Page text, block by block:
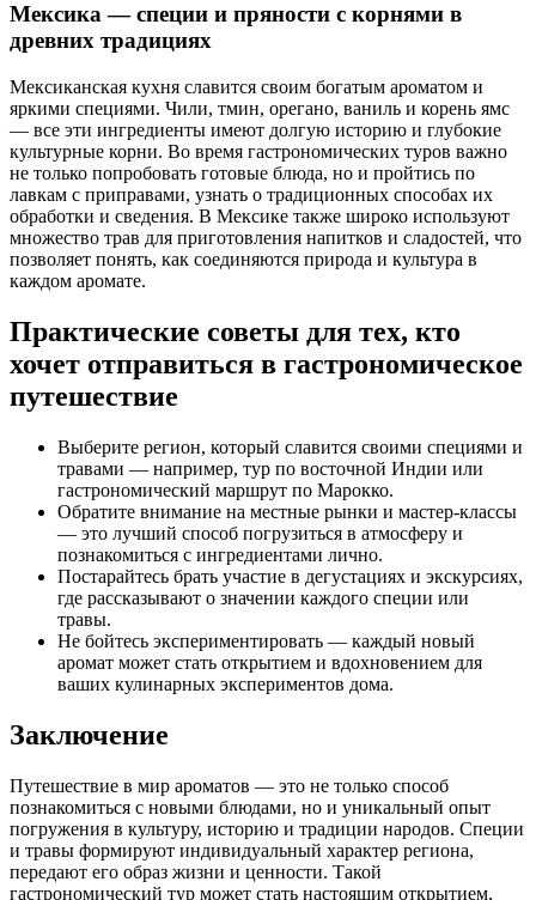
Мексика — специи и пряности с корнями в
древних традициях
Мексиканская кухня славится своим богатым ароматом и
яркими специями. Чили, тмин, орегано, ваниль и корень ямс
— все эти ингредиенты имеют долгую историю и глубокие
культурные корни. Во время гастрономических туров важно
не только попробовать готовые блюда, но и пройтись по
лавкам с приправами, узнать о традиционных способах их
обработки и сведения. В Мексике также широко используют
множество трав для приготовления напитков и сладостей, что
позволяет понять, как соединяются природа и культура в
каждом аромате.
Практические советы для тех, кто
хочет отправиться в гастрономическое
путешествие
Выберите регион, который славится своими специями и
травами — например, тур по восточной Индии или
гастрономический маршрут по Марокко.
Обратите внимание на местные рынки и мастер-классы
— это лучший способ погрузиться в атмосферу и
познакомиться с ингредиентами лично.
Постарайтесь брать участие в дегустациях и экскурсиях,
где рассказывают о значении каждого специи или
травы.
Не бойтесь экспериментировать — каждый новый
аромат может стать открытием и вдохновением для
ваших кулинарных экспериментов дома.
Заключение
Путешествие в мир ароматов — это не только способ
познакомиться с новыми блюдами, но и уникальный опыт
погружения в культуру, историю и традиции народов. Специи
и травы формируют индивидуальный характер региона,
передают его образ жизни и ценности. Такой
гастрономический тур может стать настоящим открытием,